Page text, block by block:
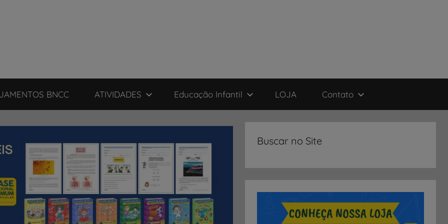
BNCC ATIVIDADES Educação Infantil LOJA Contato
Buscar no Site